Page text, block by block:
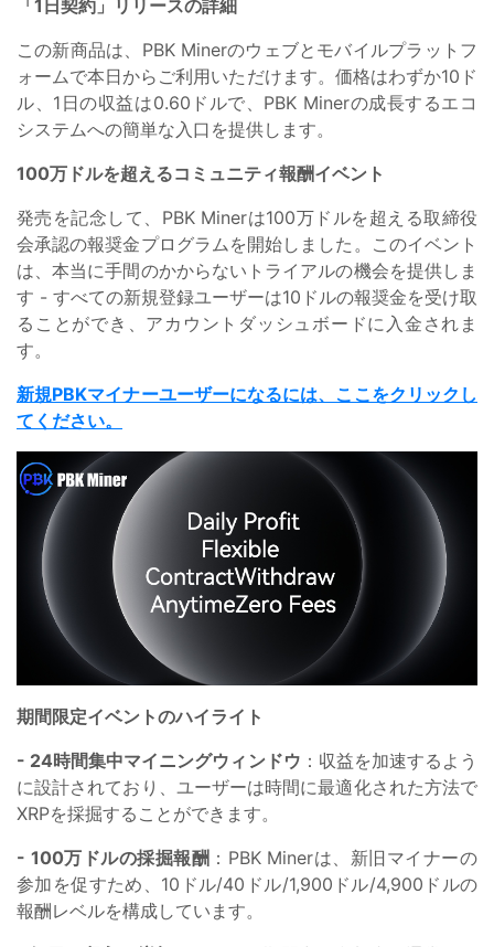
「1日契約」リリースの詳細
この新商品は、PBK Minerのウェブとモバイルプラットフ
ォームで本日からご利用いただけます。価格はわずか10ド
ル、1日の収益は0.60ドルで、PBK Minerの成長するエコ
システムへの簡単な入口を提供します。
100万ドルを超えるコミュニティ報酬イベント
発売を記念して、PBK Minerは100万ドルを超える取締役
会承認の報奨金プログラムを開始しました。このイベント
は、本当に手間のかからないトライアルの機会を提供しま
す - すべての新規登録ユーザーは10ドルの報奨金を受け取
ることができ、アカウントダッシュボードに入金されま
す。
新規PBKマイナーユーザーになるには、ここをクリックし
て ください。
期間限定イベントのハイライト
- 24時間集中マイニングウィンドウ ：収益を加速するよう
に設計されており、ユーザーは時間に最適化された方法で
XRPを採掘することができます。
- 100万ドルの採掘報酬 ：PBK Minerは、新旧マイナーの
参加を促すため、10ドル/40ドル/1,900ドル/4,900ドルの
報酬レベルを構成しています。